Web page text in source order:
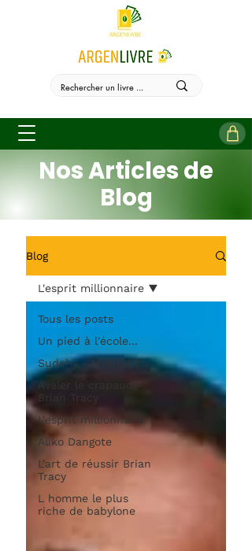
Nos Articles de
Blog
Blog
Tous les posts
Un pied à l'école...
Sudehy - MINDSET
Avaler le crapaud -
Brian Tracy
L'esprit millionnaire
Aliko Dangote
L'art de réussir Brian
Tracy
L homme le plus
riche de babylone
L'esprit millionnaire